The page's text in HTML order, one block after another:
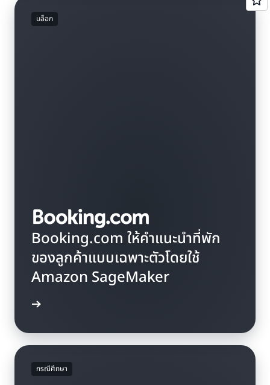
บล็อก
Booking.com ให้คำแนะนำที่พัก
ของลูกค้าแบบเฉพาะตัวโดยใช้
Amazon SageMaker
กรณีศึกษา